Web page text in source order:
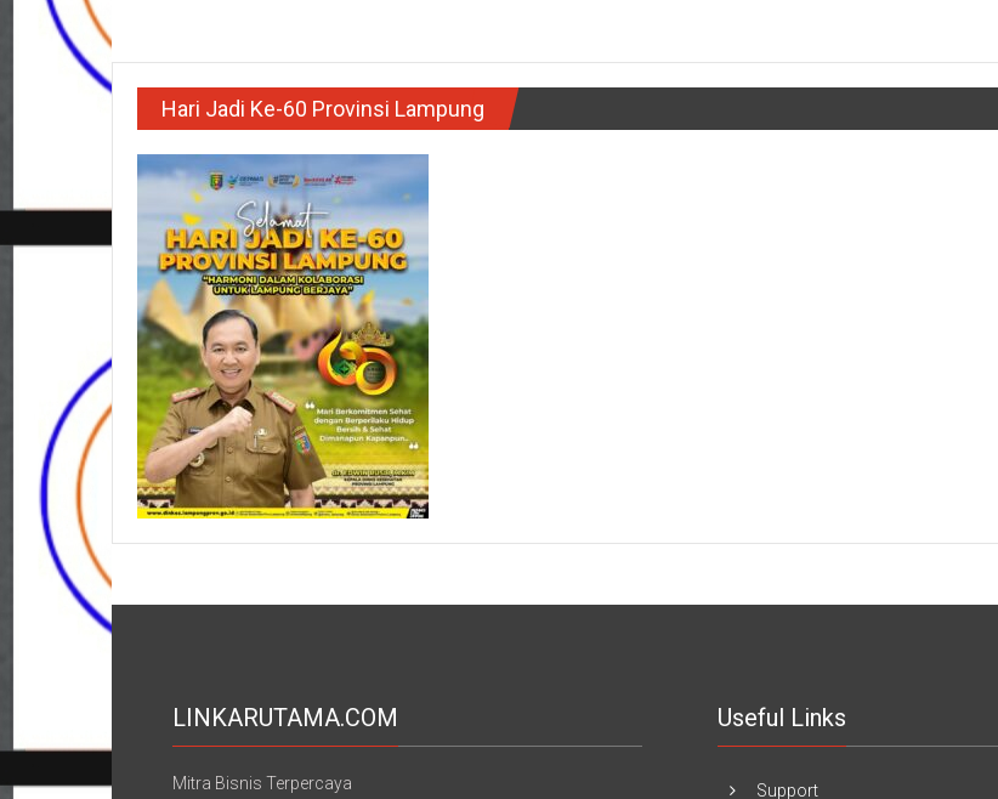
Hari Jadi Ke-60 Provinsi Lampung
LINKARUTAMA.COM
Mitra Bisnis Terpercaya
Useful Links
Support